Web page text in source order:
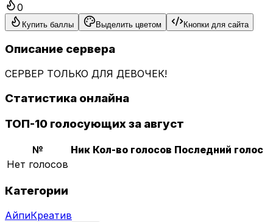
0
Купить баллы Выделить цветом Кнопки для сайта
Описание сервера
СЕРВЕР ТОЛЬКО ДЛЯ ДЕВОЧЕК!
Статистика онлайна
ТОП-10 голосующих за август
№ Ник Кол-во голосов Последний голос
Нет голосов
Категории
АйпиКреатив